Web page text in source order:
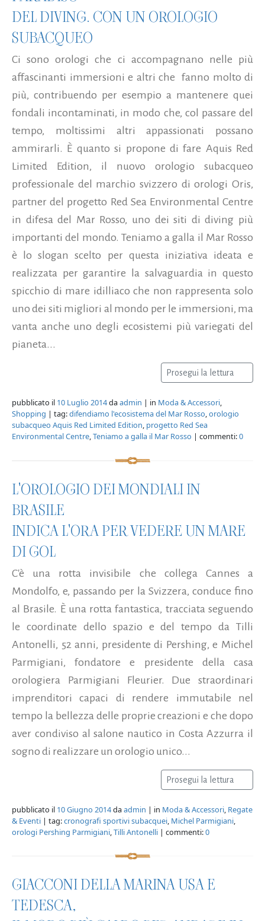
DEL DIVING. CON UN OROLOGIO
SUBACQUEO
Ci sono orologi che ci accompagnano nelle più
affascinanti immersioni e altri che fanno molto di
più, contribuendo per esempio a mantenere quei
fondali incontaminati, in modo che, col passare del
tempo, moltissimi altri appassionati possano
ammirarli. È quanto si propone di fare Aquis Red
Limited Edition, il nuovo orologio subacqueo
professionale del marchio svizzero di orologi Oris,
partner del progetto Red Sea Environmental Centre
in difesa del Mar Rosso, uno dei siti di diving più
importanti del mondo. Teniamo a galla il Mar Rosso
è lo slogan scelto per questa iniziativa ideata e
realizzata per garantire la salvaguardia in questo
spicchio di mare idilliaco che non rappresenta solo
uno dei siti migliori al mondo per le immersioni, ma
vanta anche uno degli ecosistemi più variegati del
pianeta...
Prosegui la lettura
pubblicato il 10 Luglio 2014daadmin | in Moda & Accessori,
Shopping | tag:difendiamo l'ecosistema del Mar Rosso,orologio
subacqueo Aquis Red Limited Edition, progetto Red Sea
Environmental Centre,Teniamo a galla il Mar Rosso | commenti:0
L'OROLOGIO DEI MONDIALI IN
BRASILE
INDICA L'ORA PER VEDERE UN MARE
DI GOL
C'è una rotta invisibile che collega Cannes a
Mondolfo, e, passando per la Svizzera, conduce fino
al Brasile. È una rotta fantastica, tracciata seguendo
le coordinate dello spazio e del tempo da Tilli
Antonelli, 52 anni, presidente di Pershing, e Michel
Parmigiani, fondatore e presidente della casa
orologiera Parmigiani Fleurier. Due straordinari
imprenditori capaci di rendere immutabile nel
tempo la bellezza delle proprie creazioni e che dopo
aver condiviso al salone nautico in Costa Azzurra il
sogno di realizzare un orologio unico...
Prosegui la lettura
pubblicato il 10 Giugno 2014daadmin | in Moda & Accessori Regate
& Eventi | tag:cronografi sportivi subacquei Michel Parmigiani
orologi Pershing Parmigiani Tilli Antonelli | commenti:0
GIACCONI DELLA MARINA USA E
TEDESCA,